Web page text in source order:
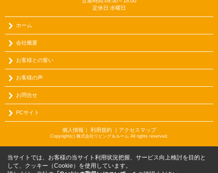
定休日:水曜日
ホーム
会社概要
お客様との誓い
お客様の声
お問合せ
PCサイト
個人情報 利用規約｜ アクセスマップ
Copyright(c) 株式会社リビング＆ルーム All rights reserved.
当サイトでは、お客様の当サイト利用状況把握、サービス向上検討を目的と
して、クッキー（Cookie）を使用しています。